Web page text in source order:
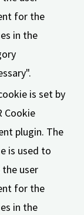
for the
in the
is set by
Cookie
plugin. The
is used to
user
for the
in the